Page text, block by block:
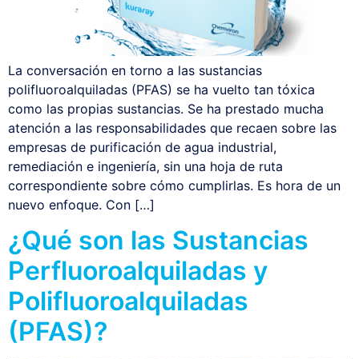
La conversación en torno a las sustancias
polifluoroalquiladas (PFAS) se ha vuelto tan tóxica
como las propias sustancias. Se ha prestado mucha
atención a las responsabilidades que recaen sobre las
empresas de purificación de agua industrial,
remediación e ingeniería, sin una hoja de ruta
correspondiente sobre cómo cumplirlas. Es hora de un
nuevo enfoque. Con […]
¿Qué son las Sustancias
Perfluoroalquiladas y
Polifluoroalquiladas
(PFAS)?